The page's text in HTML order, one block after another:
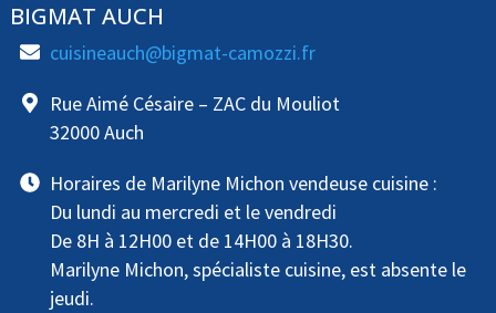
BIGMAT AUCH
cuisineauch@bigmat-camozzi.fr
Rue Aimé Césaire – ZAC du Mouliot
32000 Auch
Horaires de Marilyne Michon vendeuse cuisine :
Du lundi au mercredi et le vendredi
De 8H à 12H00 et de 14H00 à 18H30.
Marilyne Michon, spécialiste cuisine, est absente le
jeudi.